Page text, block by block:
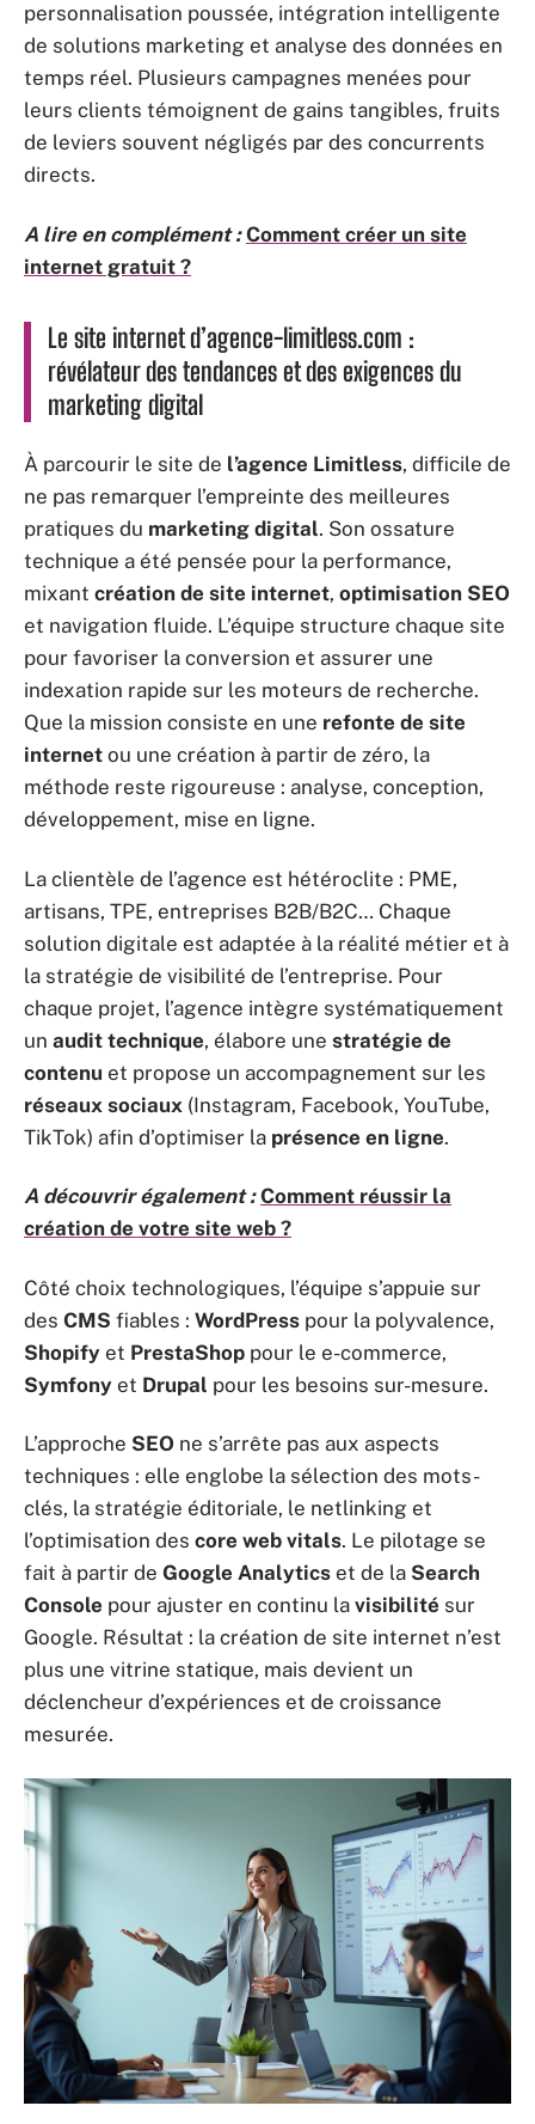
personnalisation poussée, intégration intelligente
de solutions marketing et analyse des données en
temps réel. Plusieurs campagnes menées pour
leurs clients témoignent de gains tangibles, fruits
de leviers souvent négligés par des concurrents
directs.
A lire en complément : Comment créer un site
internet gratuit ?
Le site internet d’agence-limitless.com :
révélateur des tendances et des exigences du
marketing digital
À parcourir le site de l’agence Limitless, difficile de
ne pas remarquer l’empreinte des meilleures
pratiques du marketing digital. Son ossature
technique a été pensée pour la performance,
mixant création de site internet, optimisation SEO
et navigation fluide. L’équipe structure chaque site
pour favoriser la conversion et assurer une
indexation rapide sur les moteurs de recherche.
Que la mission consiste en une refonte de site
internet ou une création à partir de zéro, la
méthode reste rigoureuse : analyse, conception,
développement, mise en ligne.
La clientèle de l’agence est hétéroclite : PME,
artisans, TPE, entreprises B2B/B2C… Chaque
solution digitale est adaptée à la réalité métier et à
la stratégie de visibilité de l’entreprise. Pour
chaque projet, l’agence intègre systématiquement
un audit technique, élabore une stratégie de
contenu et propose un accompagnement sur les
réseaux sociaux (Instagram, Facebook, YouTube,
TikTok) afin d’optimiser la présence en ligne.
A découvrir également : Comment réussir la
création de votre site web ?
Côté choix technologiques, l’équipe s’appuie sur
des CMS fiables : WordPress pour la polyvalence,
Shopify et PrestaShop pour le e-commerce,
Symfony et Drupal pour les besoins sur-mesure.
L’approche SEO ne s’arrête pas aux aspects
techniques : elle englobe la sélection des mots-
clés, la stratégie éditoriale, le netlinking et
l’optimisation des core web vitals. Le pilotage se
fait à partir de Google Analytics et de la Search
Console pour ajuster en continu la visibilité sur
Google. Résultat : la création de site internet n’est
plus une vitrine statique, mais devient un
déclencheur d’expériences et de croissance
mesurée.